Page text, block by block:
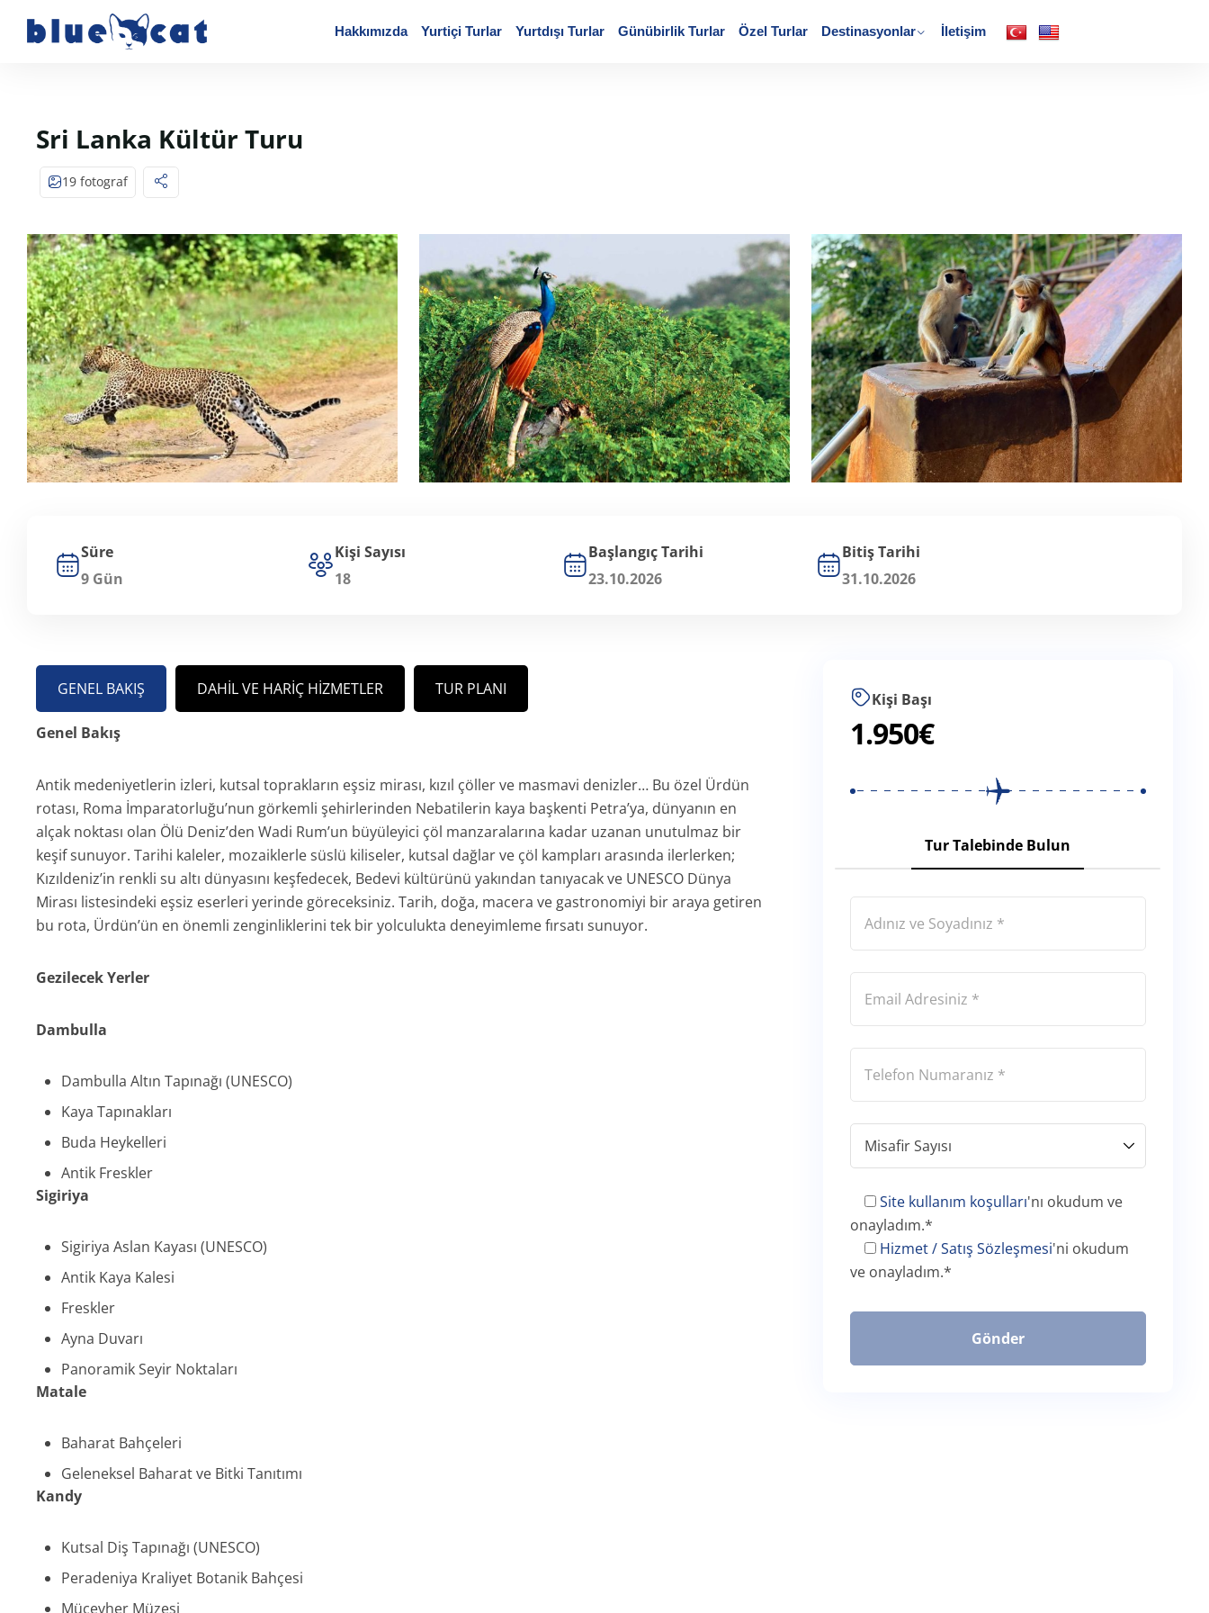
Hakkımızda Yurtiçi Turlar Yurtdışı Turlar Günübirlik Turlar Özel Turlar Destinasyonlar İletişim
Sri Lanka Kültür Turu
19 fotograf
Süre
9 Gün
Kişi Sayısı
18
Başlangıç Tarihi
23.10.2026
Bitiş Tarihi
31.10.2026
GENEL BAKIŞ DAHIL VE HARIÇ HIZMETLER TUR PLANI
Genel Bakış
Antik medeniyetlerin izleri, kutsal toprakların eşsiz mirası, kızıl çöller ve masmavi denizler… Bu özel Ürdün
rotası, Roma İmparatorluğu’nun görkemli şehirlerinden Nebatilerin kaya başkenti Petra’ya, dünyanın en
alçak noktası olan Ölü Deniz’den Wadi Rum’un büyüleyici çöl manzaralarına kadar uzanan unutulmaz bir
keşif sunuyor. Tarihi kaleler, mozaiklerle süslü kiliseler, kutsal dağlar ve çöl kampları arasında ilerlerken;
Kızıldeniz’in renkli su altı dünyasını keşfedecek, Bedevi kültürünü yakından tanıyacak ve UNESCO Dünya
Mirası listesindeki eşsiz eserleri yerinde göreceksiniz. Tarih, doğa, macera ve gastronomiyi bir araya getiren
bu rota, Ürdün’ün en önemli zenginliklerini tek bir yolculukta deneyimleme fırsatı sunuyor.
Gezilecek Yerler
Dambulla
Dambulla Altın Tapınağı (UNESCO)
Kaya Tapınakları
Buda Heykelleri
Antik Freskler
Sigiriya
Sigiriya Aslan Kayası (UNESCO)
Antik Kaya Kalesi
Freskler
Ayna Duvarı
Panoramik Seyir Noktaları
Matale
Baharat Bahçeleri
Geleneksel Baharat ve Bitki Tanıtımı
Kandy
Kutsal Diş Tapınağı (UNESCO)
Peradeniya Kraliyet Botanik Bahçesi
Mücevher Müzesi
Kişi Başı
1.950€
Tur Talebinde Bulun
Site kullanım koşulları'nı okudum ve
onayladım.*
Hizmet / Satış Sözleşmesi'ni okudum
ve onayladım.*
Gönder